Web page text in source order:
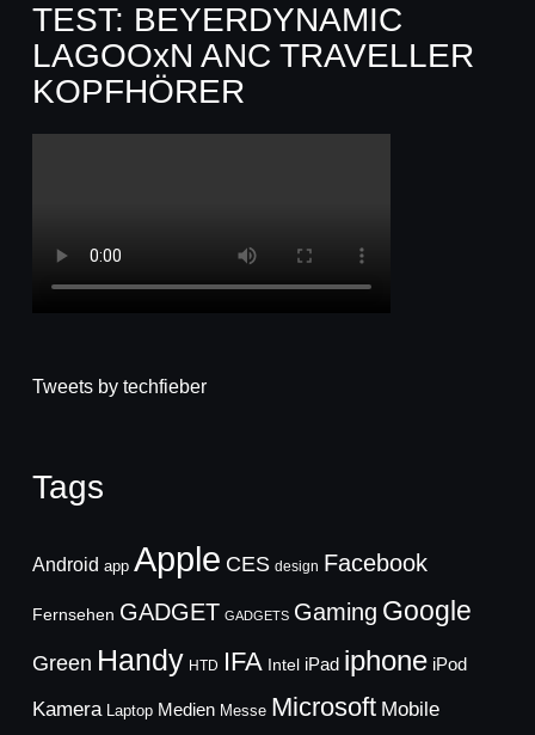
TEST: BEYERDYNAMIC
LAGOOxN ANC TRAVELLER
KOPFHÖRER
Tweets by techfieber
Tags
Android app Apple CES design Facebook
Fernsehen GADGET GADGETS Gaming Google
Green Handy HTD IFA Intel iPad iphone iPod
Kamera Laptop Medien Messe Microsoft Mobile